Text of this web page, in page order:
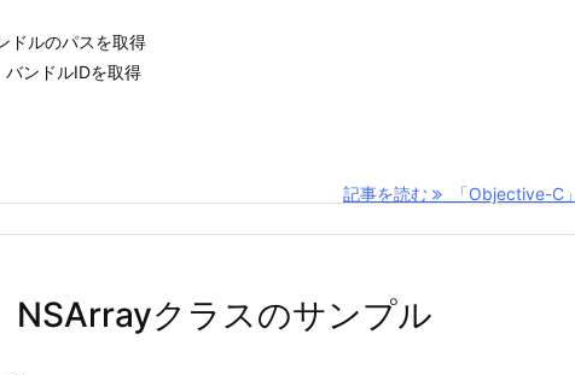
ルのパスを取得
ンドルIDを取得
記事を読む 「Objective-C
NSArrayクラスのサンプル